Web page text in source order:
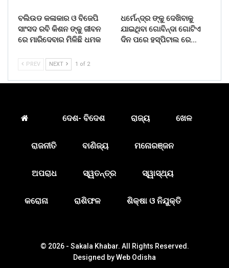
ବଲିଉଡ କଳାକାର ଓ ବିଜେପି
ସାଂସଦ ରବି କିଶନ ଙ୍କୁ ଜୀବନ
ରେ ମାରିଦେବାର ମିଳିଛି ଧମକ
ଧର୍ମେନ୍ଦ୍ର ଙ୍କୁ ଦେଖିବାକୁ
ଯାଇଥିବା ଗୋବିନ୍ଦା ଗୋଟିଏ
ଦିନ ପରେ ହସ୍ପିଟାଲ ରେ…
PREV NEXT 1 of 2
ଦେଶ- ବିଦେଶ ରାଜ୍ୟ ଖେଳ
ରାଜନୀତି ବାଣିଜ୍ୟ ମନୋରଞ୍ଜନ
ଅପରାଧ ସ୍ୱତନ୍ତ୍ର ସ୍ୱାସ୍ଥ୍ୟ
କରୋନା ରାଶିଫଳ ଶିକ୍ଷା ଓ ନିଯୁକ୍ତି
© 2026 - Sakala Khabar. All Rights Reserved.
Designed byWeb Odisha